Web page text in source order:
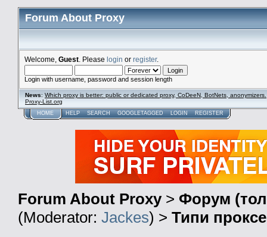
Forum About Proxy
Welcome, Guest . Please login or register.
Login with username, password and session length
News: Which proxy is better: public or dedicated proxy, CoDeeN, BotNets, anonymizers.
Proxy-List.org
HOME HELP SEARCH GOOGLETAGGED LOGIN REGISTER
Forum About Proxy> Форум
(Moderator: Jackes) > Типи